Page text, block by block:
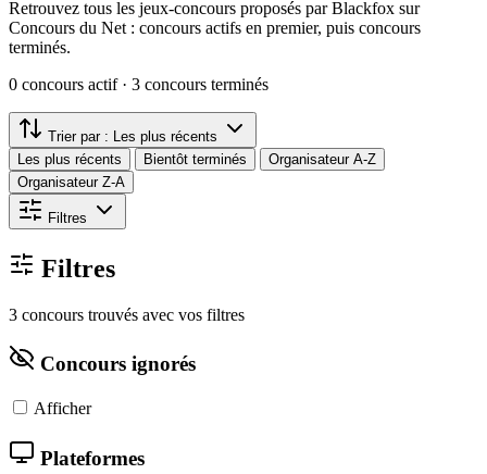
Retrouvez tous les jeux-concours proposés par Blackfox sur
Concours du Net : concours actifs en premier, puis concours
terminés.
0 concours actif · 3 concours terminés
Trier par :
Les plus récents
Les plus récents
Bientôt terminés
Organisateur A-Z
Organisateur Z-A
Filtres
Filtres
3 concours trouvés avec vos filtres
Concours ignorés
Afficher
Plateformes